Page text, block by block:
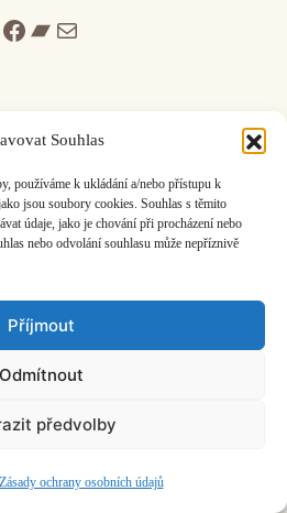
Souhlas
používáme k ukládání a/nebo přístupu k
jsou soubory cookies. Souhlas s těmito
údaje, jako je chování při procházení nebo
nebo odvolání souhlasu může nepříznivě
Příjmout
Odmítnout
předvolby
ochrany osobních údajů
Facebook
Bandcamp
Mail
vydáváHudební informační středisko
nás:info@hisvoice.cz
a adminAtelier Dokument